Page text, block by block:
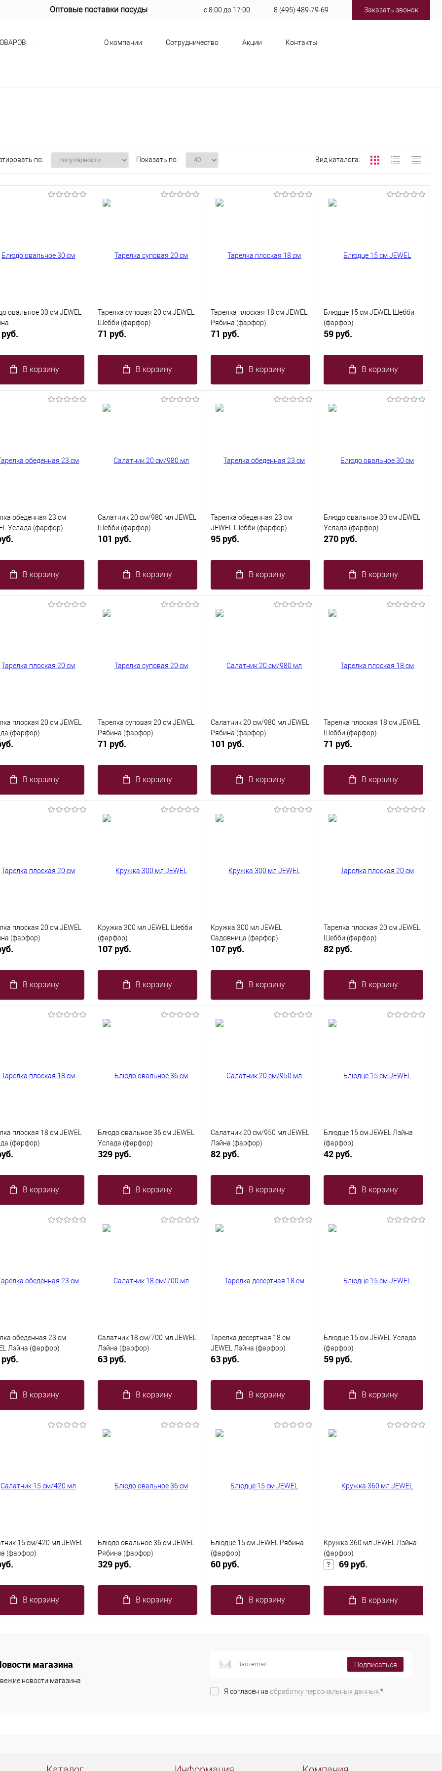
Оптовые поставки посуды с 8:00 до 17:00 8 (495) 489-79-69 Заказать звонок
О компании Сотрудничество Акции Контакты
по: Показать по: Вид каталога:
овальное 30 см JEWEL
В корзину
Тарелка суповая 20 см JEWEL
Шебби (фарфор)
71 руб.
В корзину
Тарелка плоская 18 см JEWEL
Рябина (фарфор)
71 руб.
В корзину
Блюдце 15 см JEWEL Шебби
(фарфор)
59 руб.
В корзину
обеденная 23 см
Услада (фарфор)
В корзину
Салатник 20 см/980 мл JEWEL
Шебби (фарфор)
101 руб.
В корзину
Тарелка обеденная 23 см
JEWEL Шебби (фарфор)
95 руб.
В корзину
Блюдо овальное 30 см JEWEL
Услада (фарфор)
270 руб.
В корзину
плоская 20 см JEWEL
(фарфор)
В корзину
Тарелка суповая 20 см JEWEL
Рябина (фарфор)
71 руб.
В корзину
Салатник 20 см/980 мл JEWEL
Рябина (фарфор)
101 руб.
В корзину
Тарелка плоская 18 см JEWEL
Шебби (фарфор)
71 руб.
В корзину
плоская 20 см JEWEL
(фарфор)
В корзину
Кружка 300 мл JEWEL Шебби
(фарфор)
107 руб.
В корзину
Кружка 300 мл JEWEL
Садовница (фарфор)
107 руб.
В корзину
Тарелка плоская 20 см JEWEL
Шебби (фарфор)
82 руб.
В корзину
плоская 18 см JEWEL
(фарфор)
В корзину
Блюдо овальное 36 см JEWEL
Услада (фарфор)
329 руб.
В корзину
Салатник 20 см/950 мл JEWEL
Лэйна (фарфор)
82 руб.
В корзину
Блюдце 15 см JEWEL Лэйна
(фарфор)
42 руб.
В корзину
обеденная 23 см
Лэйна (фарфор)
В корзину
Салатник 18 см/700 мл JEWEL
Лэйна (фарфор)
63 руб.
В корзину
Тарелка десертная 18 см
JEWEL Лэйна (фарфор)
63 руб.
В корзину
Блюдце 15 см JEWEL Услада
(фарфор)
59 руб.
В корзину
15 см/420 мл JEWEL
(фарфор)
В корзину
Блюдо овальное 36 см JEWEL
Рябина (фарфор)
329 руб.
В корзину
Блюдце 15 см JEWEL Рябина
(фарфор)
60 руб.
В корзину
Кружка 360 мл JEWEL Лэйна
(фарфор)
69 руб.
В корзину
магазина
новости магазина
Подписаться
Я согласен на обработку персональных данных. *